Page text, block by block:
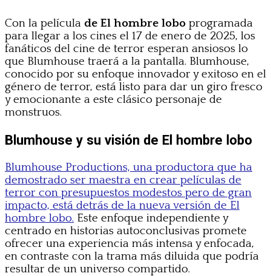
Con la película de El hombre lobo programada
para llegar a los cines el 17 de enero de 2025, los
fanáticos del cine de terror esperan ansiosos lo
que Blumhouse traerá a la pantalla. Blumhouse,
conocido por su enfoque innovador y exitoso en el
género de terror, está listo para dar un giro fresco
y emocionante a este clásico personaje de
monstruos.
Blumhouse y su visión de El hombre lobo
Blumhouse Productions, una productora que ha
demostrado ser maestra en crear películas de
terror con presupuestos modestos pero de gran
impacto, está detrás de la nueva versión de El
hombre lobo. Este enfoque independiente y
centrado en historias autoconclusivas promete
ofrecer una experiencia más intensa y enfocada,
en contraste con la trama más diluida que podría
resultar de un universo compartido.